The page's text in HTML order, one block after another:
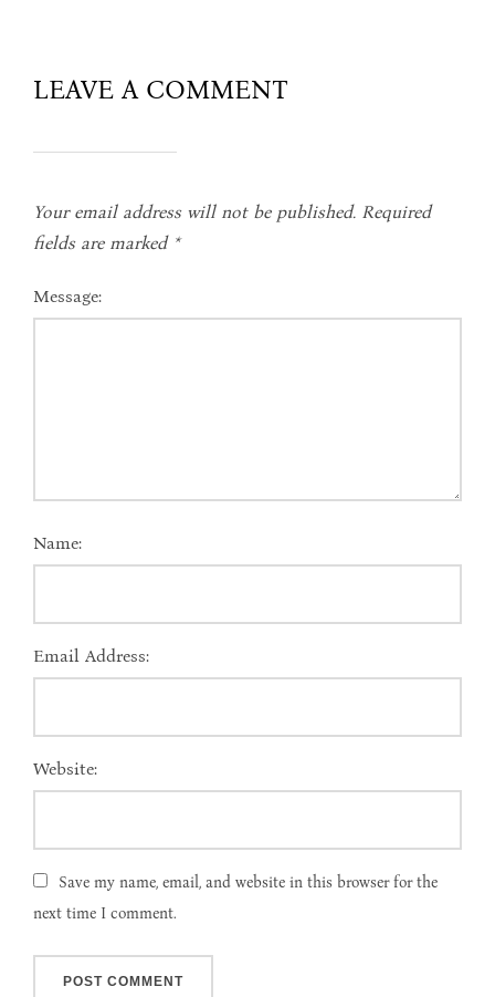
LEAVE A COMMENT
Your email address will not be published. Required
fields are marked *
Message:
Name:
Email Address:
Website:
Save my name, email, and website in this browser for the
next time I comment.